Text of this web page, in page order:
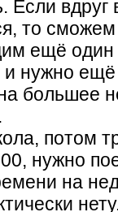
Если
то
ещё
и нужно
большее
потом
нужно
на